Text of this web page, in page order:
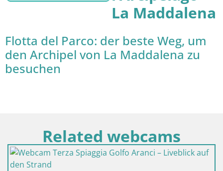
La Maddalena
Flotta del Parco: der beste Weg, um
den Archipel von La Maddalena zu
besuchen
Related webcams